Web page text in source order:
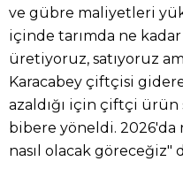
ve gübre maliyetleri
içinde tarımda ne
üretiyoruz, satıyoruz
Karacabey çiftçisi
azaldığı için çiftçi ürün
bibere yöneldi. 2026'da
nasıl olacak göreceğiz"